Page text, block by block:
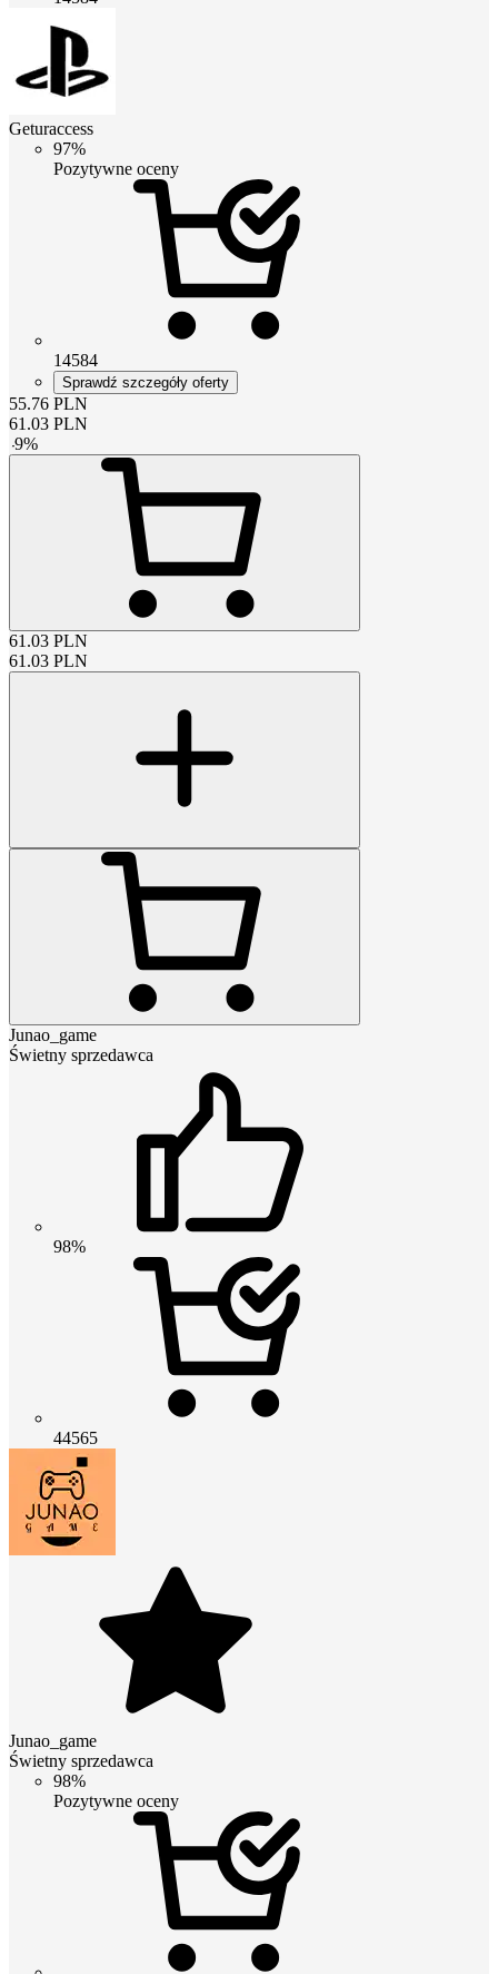
Geturaccess
97%
Pozytywne oceny
14584
Sprawdź szczegóły oferty
55.76 PLN
61.03 PLN
-9%
61.03 PLN
61.03 PLN
Junao_game
Świetny sprzedawca
98%
44565
Junao_game
Świetny sprzedawca
98%
Pozytywne oceny